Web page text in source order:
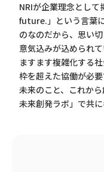
NRIが企業理念とし
future.」という言葉
のなのだから、思い
意気込みが込められて
ますます複雑化する
枠を超えた協働が必要
未来のこと、これか
未来創発ラボ」で共